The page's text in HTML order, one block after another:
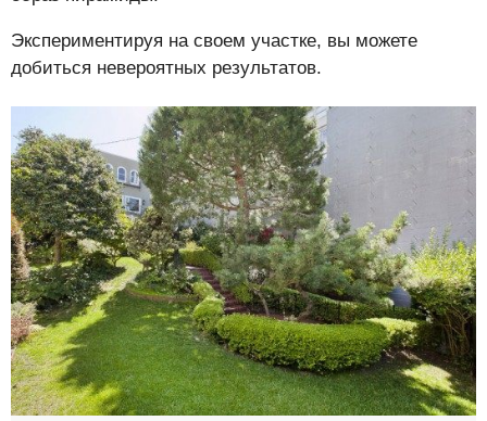
Экспериментируя на своем участке, вы можете
добиться невероятных результатов.